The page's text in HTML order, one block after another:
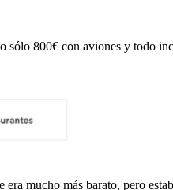
800€ con aviones y todo
mucho más barato, pero